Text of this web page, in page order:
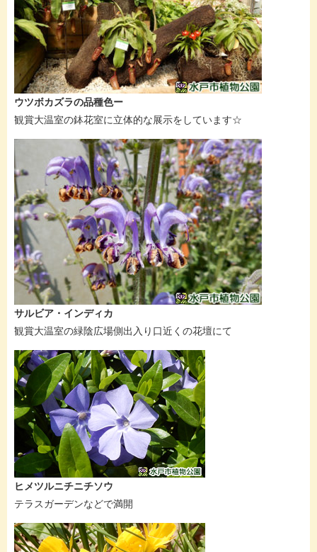
ウツボカズラの品種色ー
観賞大温室の鉢花室に立体的な展示をしています☆
サルビア・インディカ
観賞大温室の緑陰広場側出入り口近くの花壇にて
ヒメツルニチニチソウ
テラスガーデンなどで満開